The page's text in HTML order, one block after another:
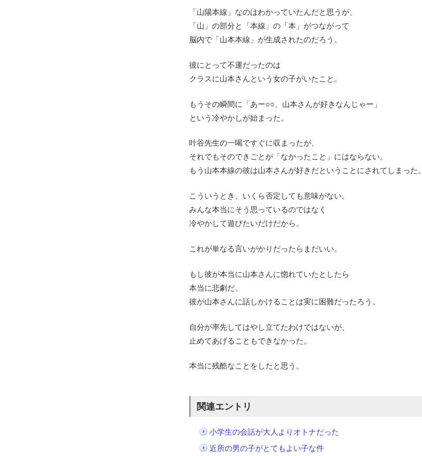
「山陽本線」なのはわかっていたんだと思うが、
「山」の部分と「本線」の「本」がつながって
脳内で「山本本線」が生成されたのだろう。
彼にとって不運だったのは
クラスに山本さんという女の子がいたこと。
もうその瞬間に「あー○○、山本さんが好きなんじゃー」
という冷やかしが始まった。
叶谷先生の一喝ですぐに収まったが、
それでもそのできごとが「なかったこと」にはならない。
もう山本本線の彼は山本さんが好きだということにされてしまった。
こういうとき、いくら否定しても意味がない。
みんな本当にそう思っているのではなく
冷やかして遊びたいだけだから。
これが単なる言いがかりだったらまだいい。
もし彼が本当に山本さんに惚れていたとしたら
本当に悲劇だ。
彼が山本さんに話しかけることは実に困難だったろう。
自分が率先してはやし立てたわけではないが、
止めてあげることもできなかった。
本当に残酷なことをしたと思う。
関連エントリ
小学生の会話が大人よりオトナだった
近所の男の子がとてもよい子な件